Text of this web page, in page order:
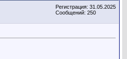
Регистрация: 31.05.2025
Сообщений: 250